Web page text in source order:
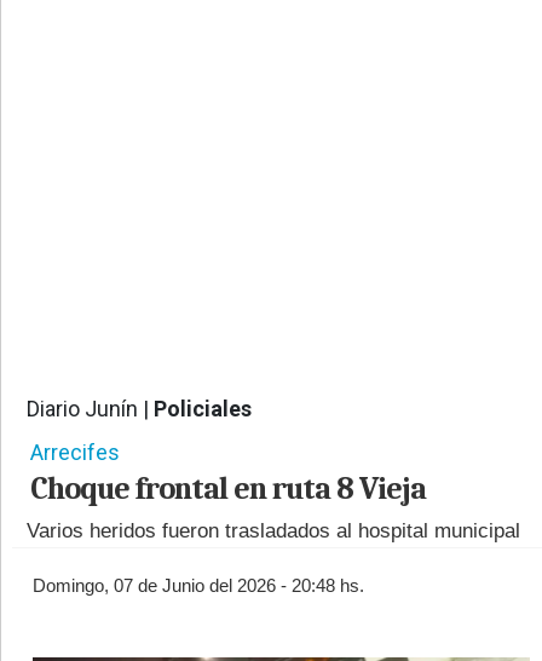
Diario Junín | Policiales
Arrecifes
Choque frontal en ruta 8 Vieja
Varios heridos fueron trasladados al hospital municipal
Domingo, 07 de Junio del 2026 - 20:48 hs.